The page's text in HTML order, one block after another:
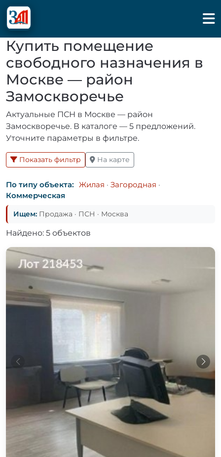
Купить помещение
свободного назначения в
Москве — район
Замоскворечье
Актуальные ПСН в Москве — район
Замоскворечье. В каталоге — 5 предложений.
Уточните параметры в фильтре.
Показать фильтр На карте
По типу объекта: Жилая · Загородная ·
Коммерческая
Ищем: Продажа · ПСН · Москва
Найдено: 5 объектов